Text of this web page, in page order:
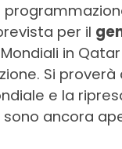
per il
in
Si proverà
e la
ancora